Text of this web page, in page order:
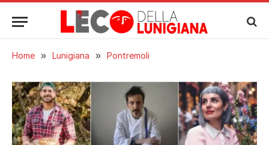
Home » Lunigiana » Pontremoli